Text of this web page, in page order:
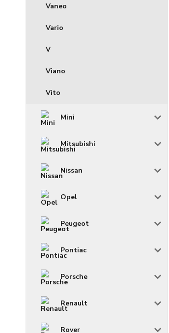
Vaneo
Vario
V
Viano
Vito
Mini
Mitsubishi
Nissan
Opel
Peugeot
Pontiac
Porsche
Renault
Rover